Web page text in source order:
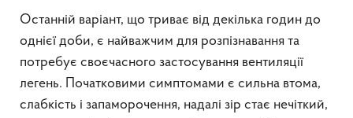
Останній варіант, що триває від декілька годин до
однієї доби, є найважчим для розпізнавання та
потребує своєчасного застосування вентиляції
легень. Початковими симптомами є сильна втома,
слабкість і запаморочення, надалі зір стає нечіткий,